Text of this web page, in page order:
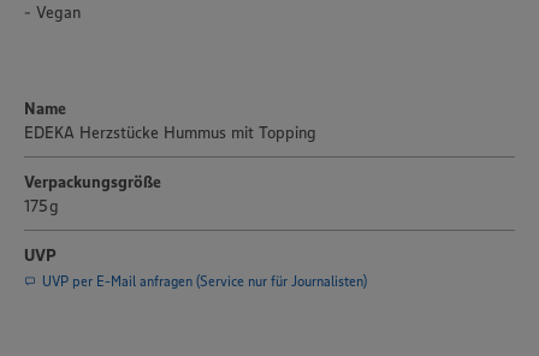
Wir setzen Cookies und andere Technologien ein, um Ihnen
- Vegan
Name
EDEKA Herzstücke Hummus mit Topping
Verpackungsgröße
175g
UVP
UVP per E-Mail anfragen (Service nur für Journalisten)